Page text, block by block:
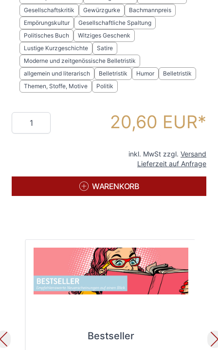
Gesellschaftskritik
Gewürzgurke
Bachmannpreis
Empörungskultur
Gesellschaftliche Spaltung
Politisches Buch
Witziges Geschenk
Lustige Kurzgeschichte
Satire
Moderne und zeitgenössische Belletristik
allgemein und literarisch
Belletristik Humor
Belletristik
Themen, Stoffe, Motive
Politik
Menge 20,60 EUR
inkl. MwSt zzgl. Versand
Lieferzeit auf Anfrage
WARENKORB
Bestseller